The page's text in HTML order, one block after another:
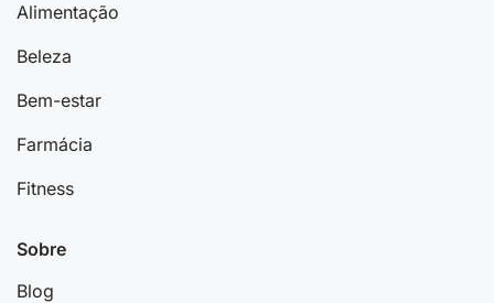
Alimentação
Beleza
Bem-estar
Farmácia
Fitness
Sobre
Blog